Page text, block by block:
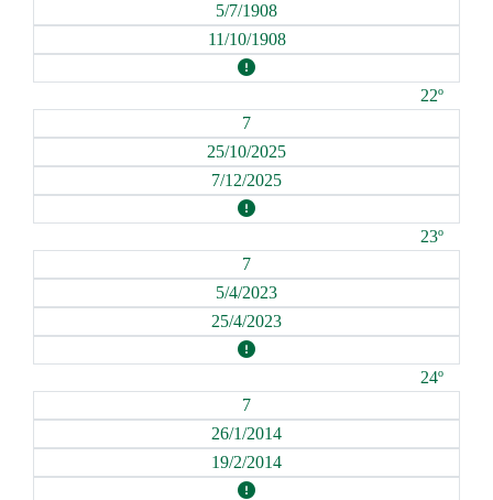
5/7/1908
11/10/1908
22º
7
25/10/2025
7/12/2025
23º
7
5/4/2023
25/4/2023
24º
7
26/1/2014
19/2/2014